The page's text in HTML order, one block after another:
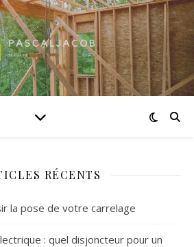
RÉCENTS
la pose de votre carrelage
: quel disjoncteur pour un